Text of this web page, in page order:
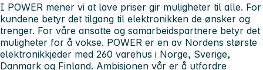
I POWER mener vi at lave priser gir muligheter til alle. For
kundene betyr det tilgang til elektronikken de ønsker og
trenger. For våre ansatte og samarbeidspartnere betyr det
muligheter for å vokse. POWER er en av Nordens største
elektronikkjeder med 260 varehus i Norge, Sverige,
Danmark og Finland. Ambisjonen vår er å utfordre